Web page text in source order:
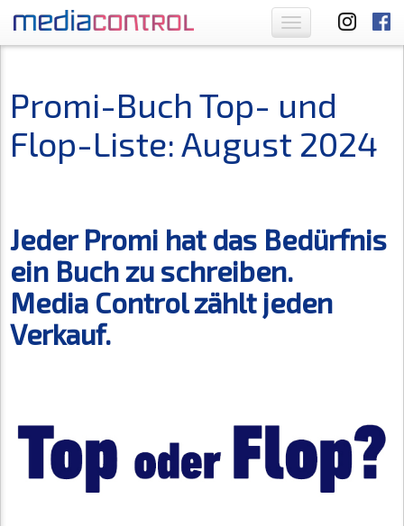
Toggle
navigation
Promi-Buch Top- und
Flop-Liste: August 2024
Jeder Promi hat das Bedürfnis
ein Buch zu schreiben.
Media Control zählt jeden
Verkauf.